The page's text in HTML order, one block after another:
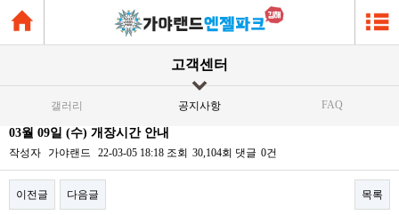
고객센터
갤러리 공지사항 FAQ
03월 09일 (수) 개장시간 안내
작성자 가야랜드 22-03-05 18:18 조회 30,104회 댓글 0건
이전글 다음글 목록